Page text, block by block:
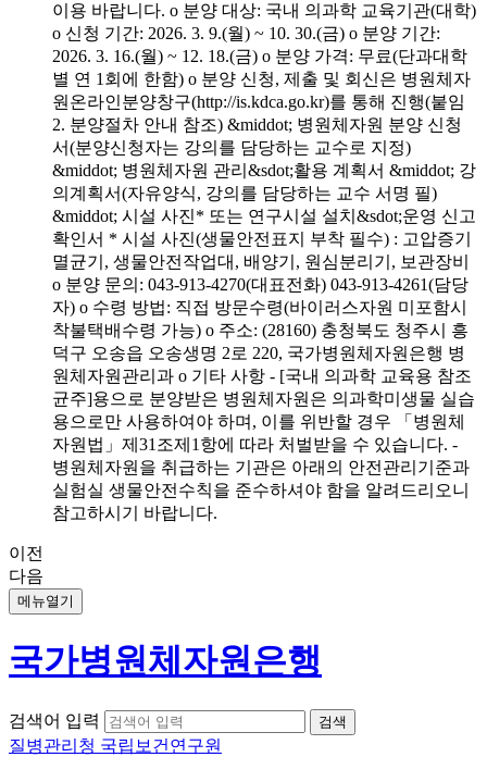
이용 바랍니다. o 분양 대상: 국내 의과학 교육기관(대학)
o 신청 기간: 2026. 3. 9.(월) ~ 10. 30.(금) o 분양 기간:
2026. 3. 16.(월) ~ 12. 18.(금) o 분양 가격: 무료(단과대학
별 연 1회에 한함) o 분양 신청, 제출 및 회신은 병원체자
원온라인분양창구(http://is.kdca.go.kr)를 통해 진행(붙임
2. 분양절차 안내 참조) &middot; 병원체자원 분양 신청
서(분양신청자는 강의를 담당하는 교수로 지정)
&middot; 병원체자원 관리&sdot;활용 계획서 &middot; 강
의계획서(자유양식, 강의를 담당하는 교수 서명 필)
&middot; 시설 사진* 또는 연구시설 설치&sdot;운영 신고
확인서 * 시설 사진(생물안전표지 부착 필수) : 고압증기
멸균기, 생물안전작업대, 배양기, 원심분리기, 보관장비
o 분양 문의: 043-913-4270(대표전화) 043-913-4261(담당
자) o 수령 방법: 직접 방문수령(바이러스자원 미포함시
착불택배수령 가능) o 주소: (28160) 충청북도 청주시 흥
덕구 오송읍 오송생명 2로 220, 국가병원체자원은행 병
원체자원관리과 o 기타 사항 - [국내 의과학 교육용 참조
균주]용으로 분양받은 병원체자원은 의과학미생물 실습
용으로만 사용하여야 하며, 이를 위반할 경우 「병원체
자원법」제31조제1항에 따라 처벌받을 수 있습니다. -
병원체자원을 취급하는 기관은 아래의 안전관리기준과
실험실 생물안전수칙을 준수하셔야 함을 알려드리오니
참고하시기 바랍니다.
이전
다음
메뉴열기
국가병원체자원은행
검색어 입력
질병관리청 국립보건연구원